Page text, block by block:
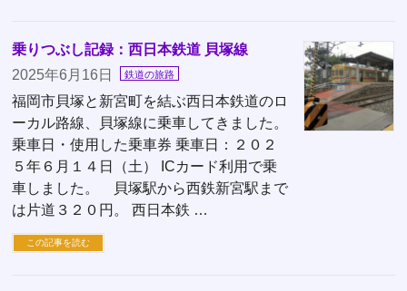
乗りつぶし記録：西日本鉄道 貝塚線
2025年6月16日
鉄道の旅路
福岡市貝塚と新宮町を結ぶ西日本鉄道のロ
ーカル路線、貝塚線に乗車してきました。
乗車日・使用した乗車券 乗車日：２０２
５年６月１４日（土） ICカード利用で乗
車しました。 貝塚駅から西鉄新宮駅まで
は片道３２０円。 西日本鉄 …
この記事を読む